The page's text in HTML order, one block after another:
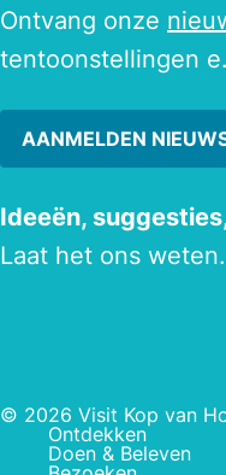
Ontvang onze
tentoonstellingen
AANMELDEN
Ideeën,
Laat het ons
© 2026 Visit Kop van
Ontdekken
Doen & Beleven